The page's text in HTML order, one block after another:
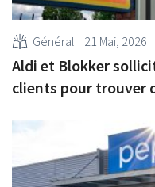
Général 21 Mai, 2026
Aldi et Blokker
clients pour trouver